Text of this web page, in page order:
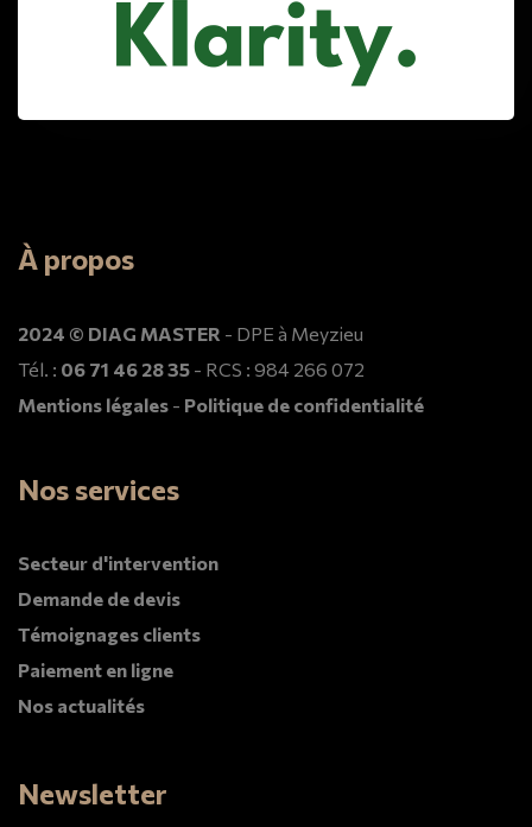
À propos
2024 © DIAG MASTER - DPE à Meyzieu
Tél. : 06 71 46 28 35 - RCS : 984 266 072
Mentions légales - Politique de confidentialité
Nos services
Secteur d'intervention
Demande de devis
Témoignages clients
Paiement en ligne
Nos actualités
Newsletter